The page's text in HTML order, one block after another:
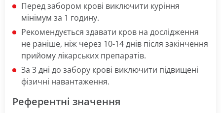
Перед забором крові виключити куріння
мінімум за 1 годину.
Рекомендується здавати кров на дослідження
не раніше, ніж через 10-14 днів після закінчення
прийому лікарських препаратів.
За 3 дні до забору крові виключити підвищені
фізичні навантаження.
Референтні значення